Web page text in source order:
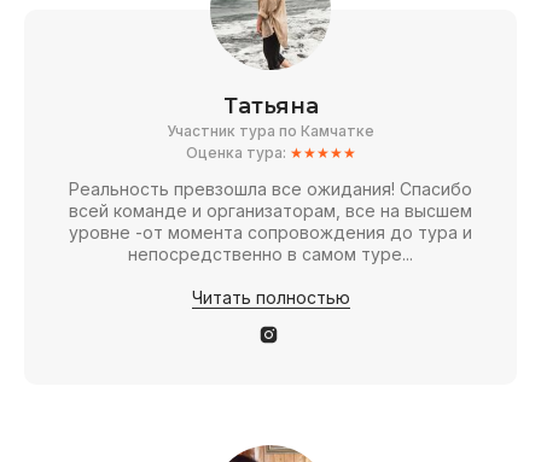
Татьяна
Участник тура по Камчатке
Оценка тура: ★★★★★
Реальность превзошла все ожидания! Спасибо
всей команде и организаторам, все на высшем
уровне -от момента сопровождения до тура и
непосредственно в самом туре...
Читать полностью